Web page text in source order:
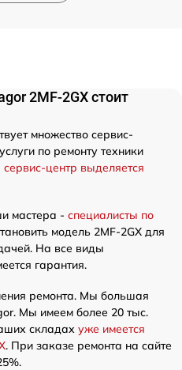
2MF-2GX стоит
множество сервис-
по ремонту техники
центр выделяется
мастера - специалисты по
модель 2MF-2GX для
На все виды
гарантия.
ремонта. Мы большая
Мы имеем более 20 тыс.
складах уже имеется
. При заказе ремонта на сайте